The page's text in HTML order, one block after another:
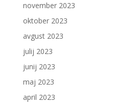
november 2023
oktober 2023
avgust 2023
julij 2023
junij 2023
maj 2023
april 2023